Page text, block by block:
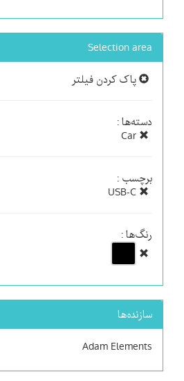
Selection area
پاک کردن فیلتر
دسته‌ها :
برچسب :
رنگ‌ها :
سازنده‌ها
Adam Elements